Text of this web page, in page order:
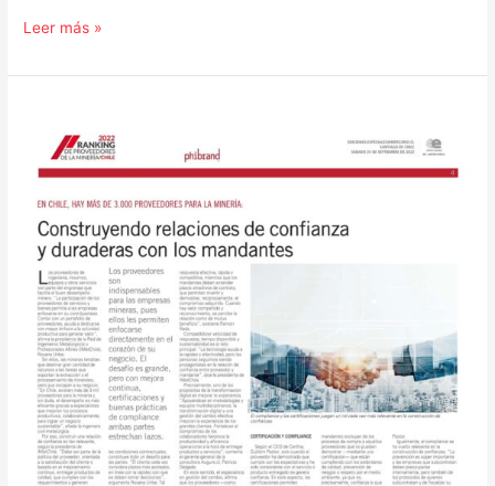
Leer más »
relaciones
confianza
duraderas
con
los
mandantes